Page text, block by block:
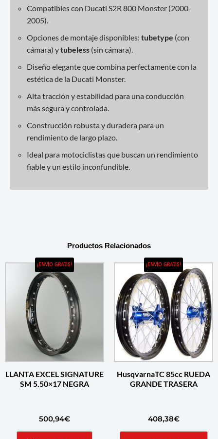
Compatibles con Ducati S2R 800 Monster (2000-
2005).
Opciones de montaje disponibles: tubetype (con
cámara) ytubeless (sin cámara).
Diseño elegante que combina perfectamente con la
estética de la Ducati Monster.
Alta tracción y estabilidad para una conducción
más segura y controlada.
Construcción robusta y duradera para un
rendimiento de largo plazo.
Ideal para motociclistas que buscan un rendimiento
fiable y un estilo inconfundible.
Productos Relacionados
¡ENVÍO GRATIS!
LLANTA EXCEL SIGNATURE
SM 5.50×17 NEGRA
500,94€
¡ENVÍO GRATIS!
HusqvarnaTC 85cc RUEDA
GRANDE TRASERA
408,38€